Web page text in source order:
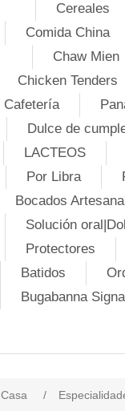
Cereales
Comida China
Chaw Mien
Chicken Tenders
Cafetería
Dulce de
LACTEOS
Por Libra
Bocados
Solución
Protectores
Batidos
Bugabanna
Casa /